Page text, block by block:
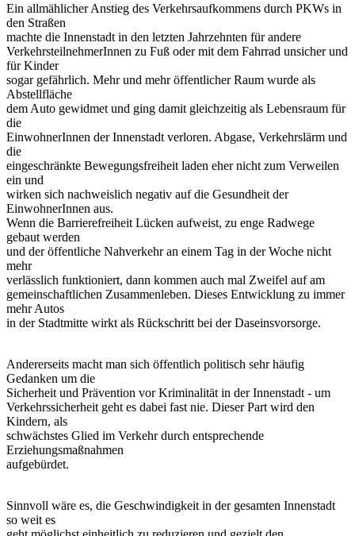
Ein allmählicher Anstieg des Verkehrsaufkommens durch PKWs in
den Straßen
machte die Innenstadt in den letzten Jahrzehnten für andere
VerkehrsteilnehmerInnen zu Fuß oder mit dem Fahrrad unsicher und
für Kinder
sogar gefährlich. Mehr und mehr öffentlicher Raum wurde als
Abstellfläche
dem Auto gewidmet und ging damit gleichzeitig als Lebensraum für
die
EinwohnerInnen der Innenstadt verloren. Abgase, Verkehrslärm und
die
eingeschränkte Bewegungsfreiheit laden eher nicht zum Verweilen
ein und
wirken sich nachweislich negativ auf die Gesundheit der
EinwohnerInnen aus.
Wenn die Barrierefreiheit Lücken aufweist, zu enge Radwege
gebaut werden
und der öffentliche Nahverkehr an einem Tag in der Woche nicht
mehr
verlässlich funktioniert, dann kommen auch mal Zweifel auf am
gemeinschaftlichen Zusammenleben. Dieses Entwicklung zu immer
mehr Autos
in der Stadtmitte wirkt als Rückschritt bei der Daseinsvorsorge.
Andererseits macht man sich öffentlich politisch sehr häufig
Gedanken um die
Sicherheit und Prävention vor Kriminalität in der Innenstadt - um
Verkehrssicherheit geht es dabei fast nie. Dieser Part wird den
Kindern, als
schwächstes Glied im Verkehr durch entsprechende
Erziehungsmaßnahmen
aufgebürdet.
Sinnvoll wäre es, die Geschwindigkeit in der gesamten Innenstadt
so weit es